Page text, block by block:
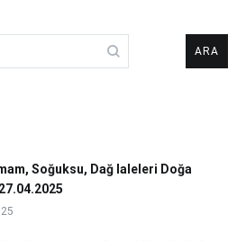
Soğuksu, Dağ laleleri Doğa